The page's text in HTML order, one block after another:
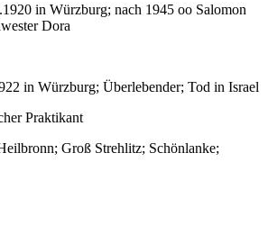
in Würzburg; nach 1945 oo Salomon
Dora
in Würzburg; Überlebender; Tod in Israel
Praktikant
Groß Strehlitz; Schönlanke;